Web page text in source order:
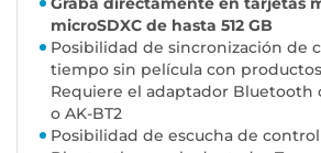
microSDXC de hasta 512 GB
Posibilidad de sincronización de
tiempo sin película con
Requiere el adaptador Bluetooth
o AK-BT2
Posibilidad de escucha de